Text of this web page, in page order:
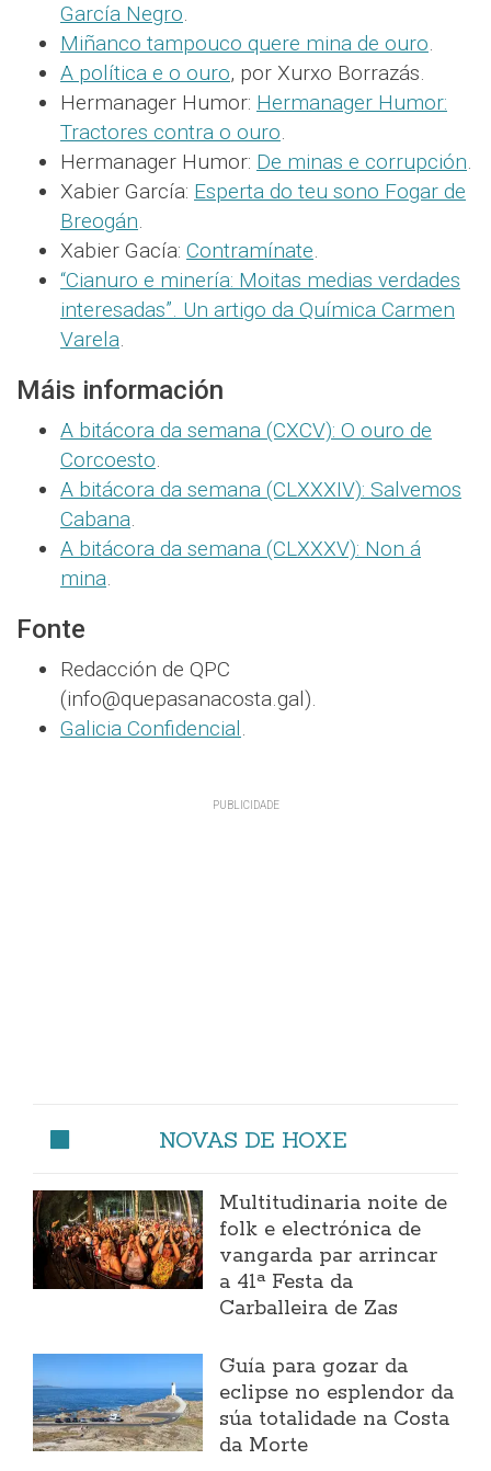
García Negro.
Miñanco tampouco quere mina de ouro.
A política e o ouro, por Xurxo Borrazás.
Hermanager Humor: Hermanager Humor:
Tractores contra o ouro.
Hermanager Humor: De minas e corrupción.
Xabier García: Esperta do teu sono Fogar de
Breogán.
Xabier Gacía: Contramínate.
“Cianuro e minería: Moitas medias verdades
interesadas”. Un artigo da Química Carmen
Varela.
Máis información
A bitácora da semana (CXCV): O ouro de
Corcoesto.
A bitácora da semana (CLXXXIV): Salvemos
Cabana.
A bitácora da semana (CLXXXV): Non á
mina.
Fonte
Redacción de QPC
(info@quepasanacosta.gal).
Galicia Confidencial.
NOVAS DE HOXE
Multitudinaria noite de
folk e electrónica de
vangarda par arrincar
a 41ª Festa da
Carballeira de Zas
Guía para gozar da
eclipse no esplendor da
súa totalidade na Costa
da Morte